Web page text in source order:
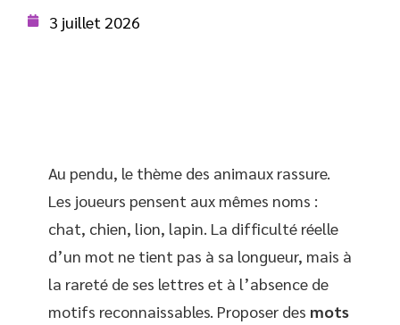
3 juillet 2026
Au pendu, le thème des animaux rassure.
Les joueurs pensent aux mêmes noms :
chat, chien, lion, lapin. La difficulté réelle
d’un mot ne tient pas à sa longueur, mais à
la rareté de ses lettres et à l’absence de
motifs reconnaissables. Proposer des mots